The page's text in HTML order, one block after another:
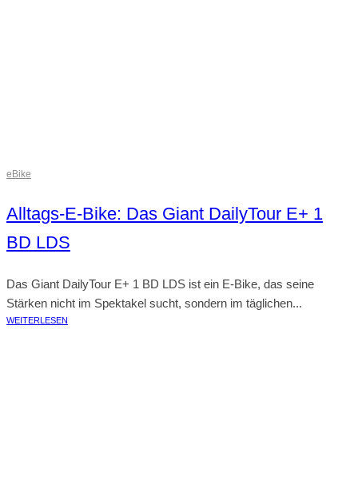
eBike
Alltags-E-Bike: Das Giant DailyTour E+ 1
BD LDS
Das Giant DailyTour E+ 1 BD LDS ist ein E-Bike, das seine
Stärken nicht im Spektakel sucht, sondern im täglichen...
WEITERLESEN